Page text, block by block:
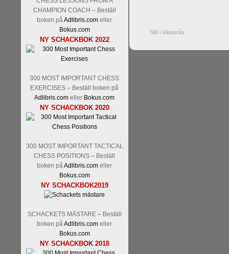
CHAMPION COACH – Beställ
boken på Adlibris.com eller
Bokus.com
NY SCHACKBOK 2022
300 MOST IMPORTANT CHESS
EXERCISES – Beställ boken på
Adlibris.com eller Bokus.com
NY SCHACKBOK 2020
300 MOST IMPORTANT TACTICAL
CHESS POSITIONS – Beställ
boken på Adlibris.com eller
Bokus.com
NY SCHACKBOK2019
SCHACKETS MÄSTARE – Beställ
boken på Adlibris.com eller
Bokus.com
NY SCHACKBOK 2018
SM i Västerås